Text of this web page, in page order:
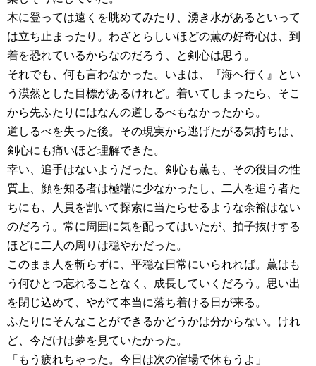
木に登っては遠くを眺めてみたり、湧き水があるといって
は立ち止まったり。わざとらしいほどの薫の好奇心は、到
着を恐れているからなのだろう、と剣心は思う。
それでも、何も言わなかった。いまは、『海へ行く』とい
う漠然とした目標があるけれど。着いてしまったら、そこ
から先ふたりにはなんの道しるべもなかったから。
道しるべを失った後。その現実から逃げたがる気持ちは、
剣心にも痛いほど理解できた。
幸い、追手はないようだった。剣心も薫も、その役目の性
質上、顔を知る者は極端に少なかったし、二人を追う者た
ちにも、人員を割いて探索に当たらせるような余裕はない
のだろう。常に周囲に気を配ってはいたが、拍子抜けする
ほどに二人の周りは穏やかだった。
このまま人を斬らずに、平穏な日常にいられれば。薫はも
う何ひとつ忘れることなく、成長していくだろう。思い出
を閉じ込めて、やがて本当に落ち着ける日が来る。
ふたりにそんなことができるかどうかは分からない。けれ
ど、今だけは夢を見ていたかった。
「もう疲れちゃった。今日は次の宿場で休もうよ」